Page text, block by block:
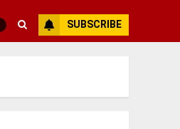
SUBSCRIBE